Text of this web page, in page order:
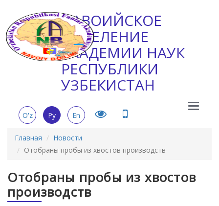
НАВОИЙСКОЕ
ОТДЕЛЕНИЕ
АКАДЕМИИ НАУК
РЕСПУБЛИКИ
УЗБЕКИСТАН
Main
O'z Ру En
Главная
Новости
Отобраны пробы из хвостов производств
Отобраны пробы из хвостов
производств